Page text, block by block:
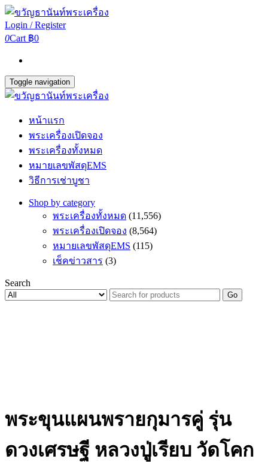
Login / Register
0Cart ฿0
Toggle navigation
หน้าแรก
พระเครื่องเปิดจอง
พระเครื่องทั้งหมด
หมายเลขพัสดุEMS
วิธีการเช่าบูชา
Shop by category
พระเครื่องทั้งหมด (11,556)
พระเครื่องเปิดจอง (8,564)
หมายเลขพัสดุEMS (115)
เช็คข่าวสาร (3)
Search
Go
พระขุนแผนพรายกุมารคู่ รุ่น
ดวงเศรษฐี หลวงปู่เรียบ วัดโคก